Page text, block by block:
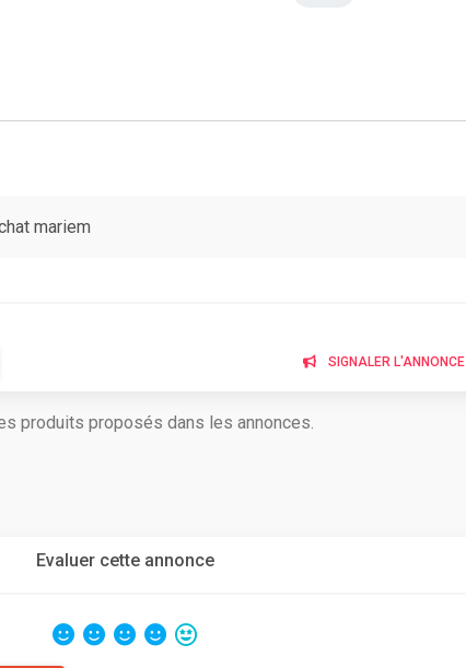
mariem
SIGNALER L'ANNONCE
produits proposés dans les annonces.
Evaluer cette annonce